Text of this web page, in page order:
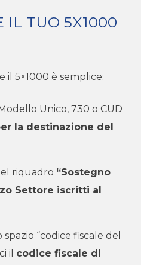
IL TUO 5X1000
il 5×1000 è semplice:
Unico, 730 o CUD
la destinazione del
riquadro “Sostegno
Settore iscritti al
“codice fiscale del
il codice fiscale di